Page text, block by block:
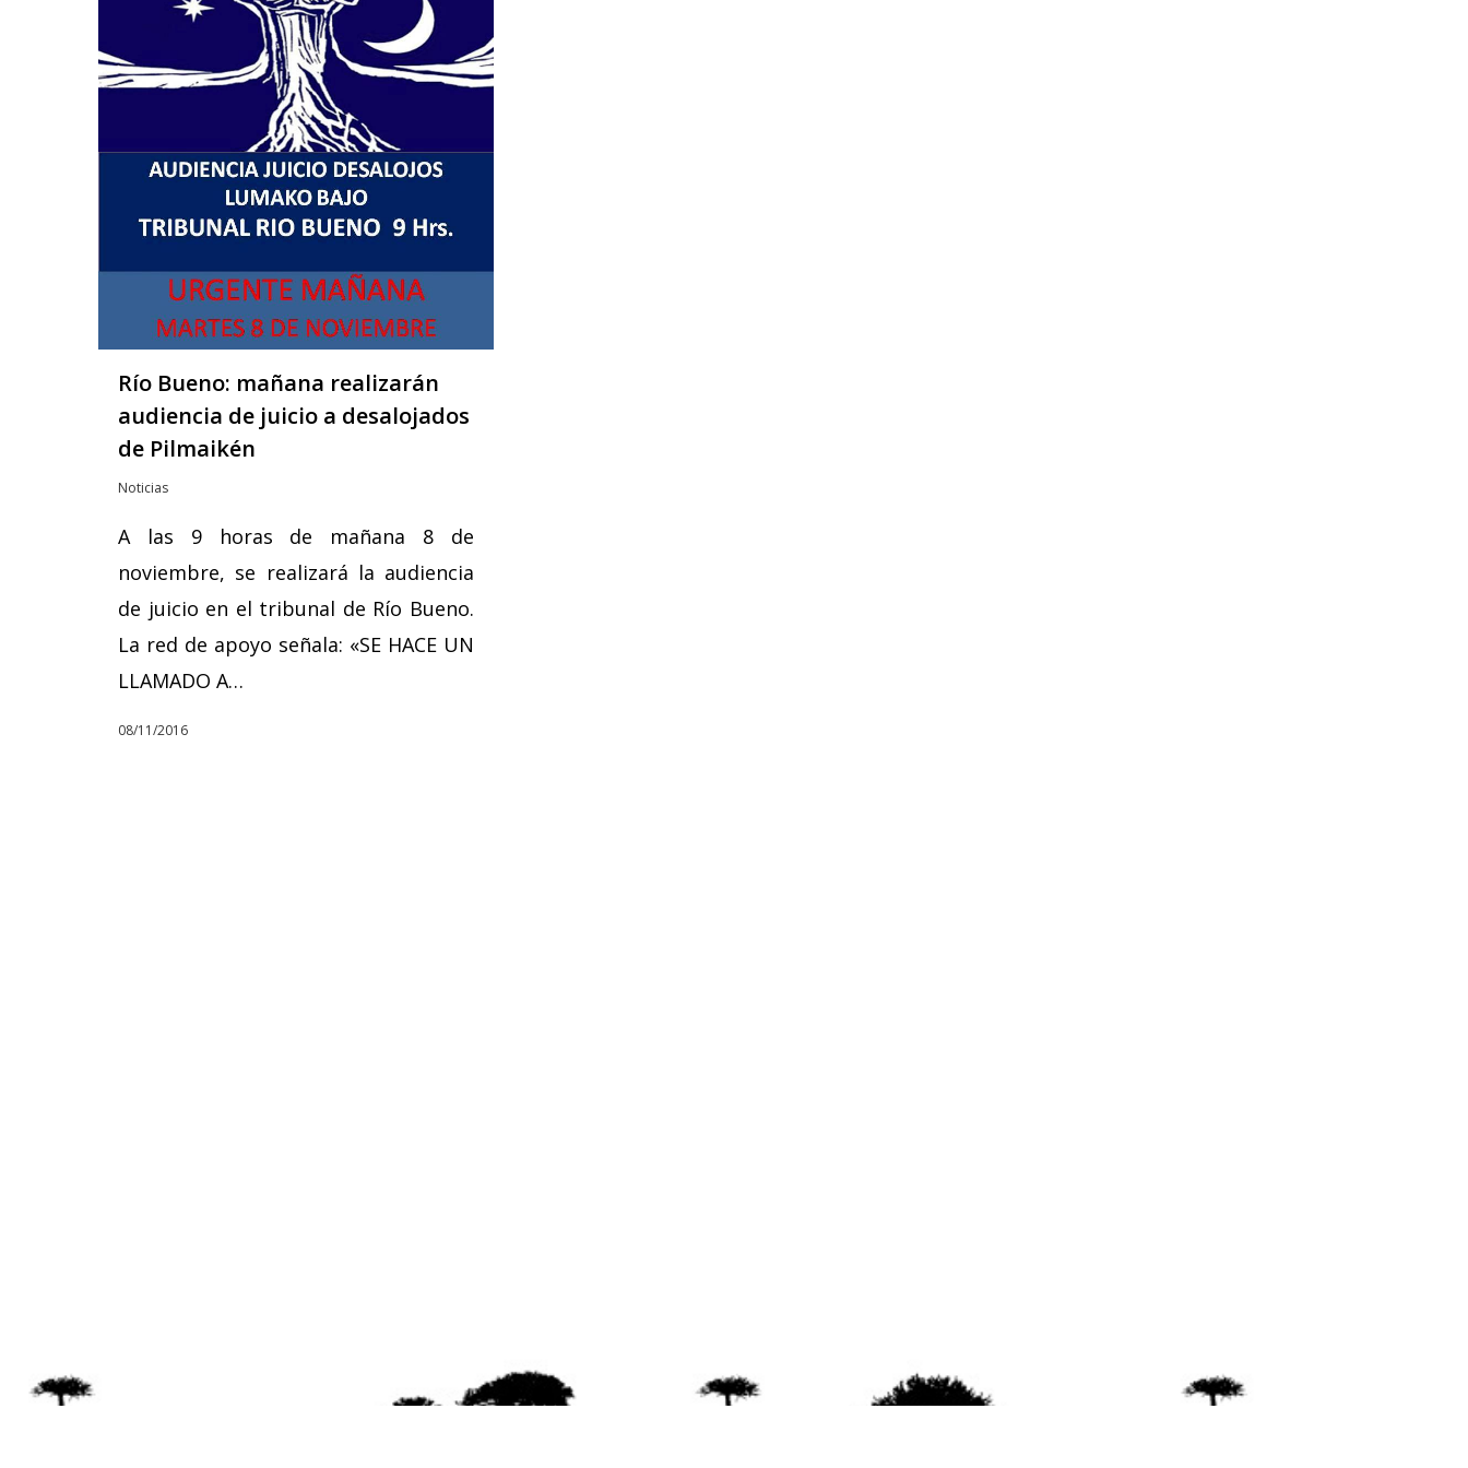
Río Bueno: mañana realizarán
audiencia de juicio a desalojados
de Pilmaikén
Noticias
A las 9 horas de mañana 8 de
noviembre, se realizará la audiencia
de juicio en el tribunal de Río Bueno.
La red de apoyo señala: «SE HACE UN
LLAMADO A…
08/11/2016